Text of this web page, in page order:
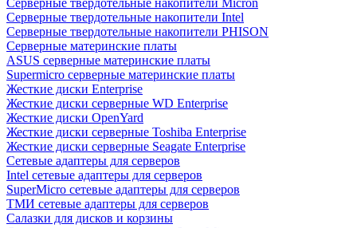
Cерверные твердотельные накопители Micron
Cерверные твердотельные накопители Intel
Cерверные твердотельные накопители PHISON
Серверные материнские платы
ASUS серверные материнские платы
Supermicro серверные материнские платы
Жесткие диски Enterprise
Жесткие диски серверные WD Enterprise
Жесткие диски OpenYard
Жесткие диски серверные Toshiba Enterprise
Жесткие диски серверные Seagate Enterprise
Сетевые адаптеры для серверов
Intel сетевые адаптеры для серверов
SuperMicro сетевые адаптеры для серверов
ТМИ сетевые адаптеры для серверов
Салазки для дисков и корзины